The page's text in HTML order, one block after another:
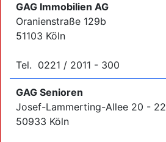
GAG Immobilien AG
Oranienstraße 129b
51103 Köln
Tel. 0221 / 2011 - 300
GAG Senioren
Josef-Lammerting-Allee 20 - 22
50933 Köln